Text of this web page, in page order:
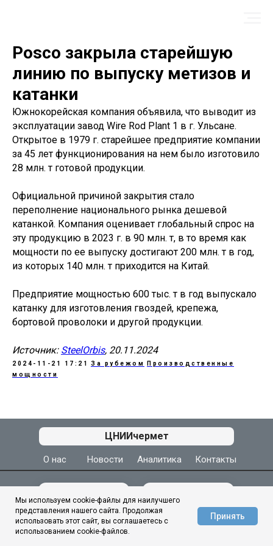
Posco закрыла старейшую
линию по выпуску метизов и
катанки
Южнокорейская компания объявила, что выводит из
эксплуатации завод Wire Rod Plant 1 в г. Ульсане.
Открытое в 1979 г. старейшее предприятие компании
за 45 лет функционирования на нем было изготовило
28 млн. т готовой продукции.
Официальной причиной закрытия стало
переполнение национального рынка дешевой
катанкой. Компания оценивает глобальный спрос на
эту продукцию в 2023 г. в 90 млн. т, в то время как
мощности по ее выпуску достигают 200 млн. т в год,
из которых 140 млн. т приходится на Китай.
Предприятие мощностью 600 тыс. т в год выпускало
катанку для изготовления гвоздей, крепежа,
бортовой проволоки и другой продукции.
Источник: SteelOrbis, 20.11.2024
2024-11-21 17:21 За рубежом
Производственные
мощности
О нас Контакты
Аналитика
© 1944–2026ГНЦ ФГУП «ЦНИИчермет им. И. П. Бардина»
Новости
ЦНИИчермет
Мы используем cookie-файлы для наилучшего
представления нашего сайта. Продолжая
использовать этот сайт, вы соглашаетесь с
использованием cookie-файлов.
Принять